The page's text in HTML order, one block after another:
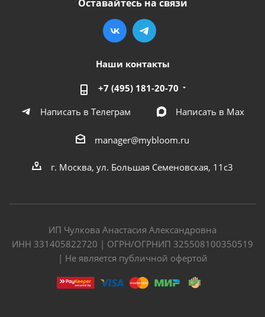
Оставайтесь на связи
Наши контакты
+7 (495) 181-20-70
Написать в Телеграм
Написать в Мах
manager@mybloom.ru
г. Москва, ул. Большая Семеновская, 11с3
ИП Чулкова Анастасия Александровна
ИНН 331405822720 | ОГРН/ОГРНИП 325508100350519
| Не является публичной офертой